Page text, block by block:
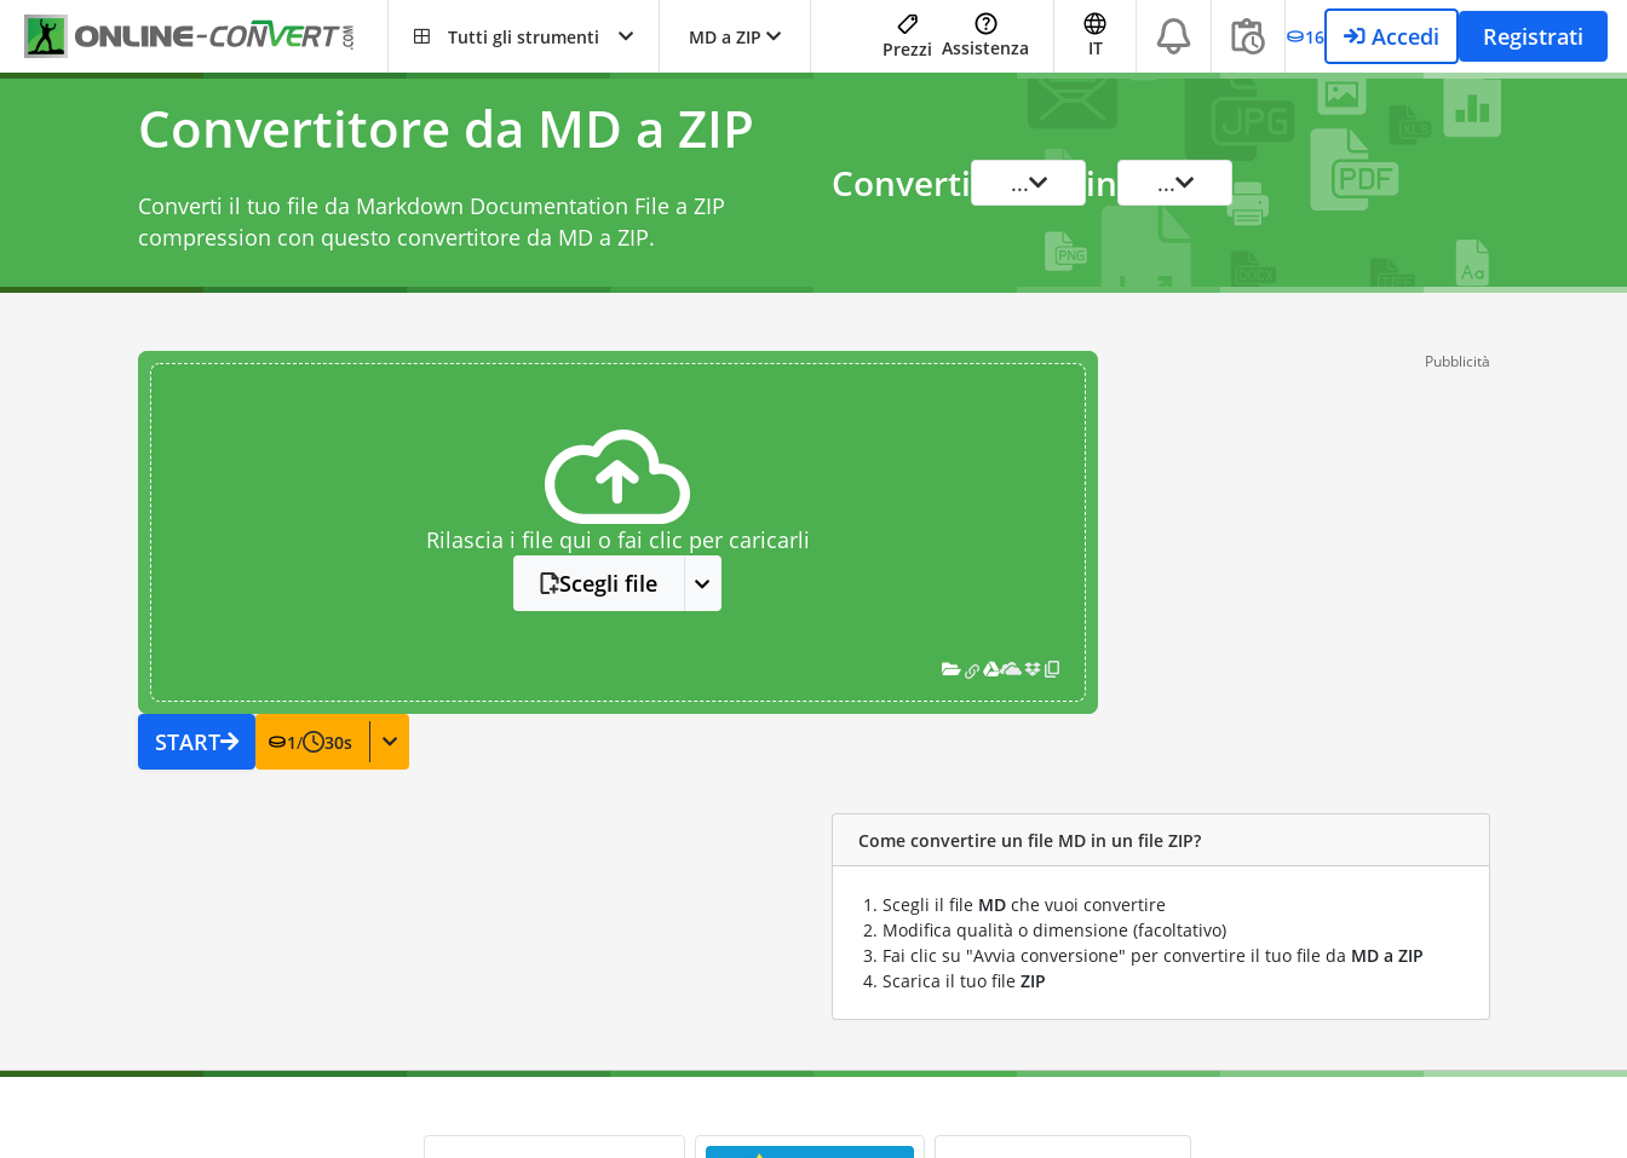
Tutti gli strumenti MD a ZIP
Prezzi Assistenza IT 16 Accedi Registrati
Convertitore da MD a ZIP
Converti il tuo file da Markdown Documentation File a ZIP
compression con questo convertitore da MD a ZIP.
Converti ... in ...
Rilascia i file qui o fai clic per caricarli
Scegli file
START 1/ 30s
Pubblicità
Come convertire un file MD in un file ZIP?
Scegli il file MD che vuoi convertire
Modifica qualità o dimensione (facoltativo)
Fai clic su "Avvia conversione" per convertire il tuo file da MD a ZIP
Scarica il tuo file ZIP